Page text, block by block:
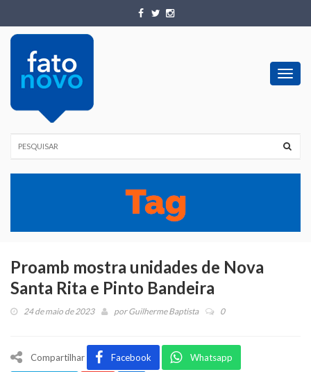
Proamb mostra unidades de Nova
Santa Rita e Pinto Bandeira
24 de maio de 2023 porGuilherme Baptista 0
Compartilhar Facebook Whatsapp